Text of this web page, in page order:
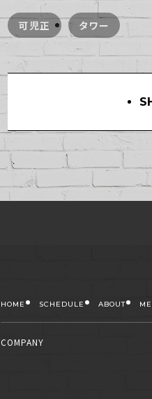
可児正 タワー
HOME SCHEDULE ABOUT
COMPANY